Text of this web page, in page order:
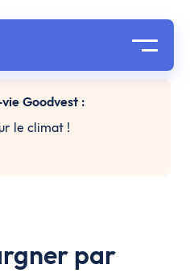
Goodvest :
le climat !
par